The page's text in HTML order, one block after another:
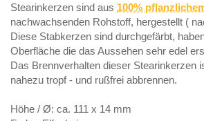
Stearinkerzen sind aus 100%
nachwachsenden Rohstoff, hergestellt (
Diese Stabkerzen sind durchgefärbt,
Oberfläche die das Aussehen sehr edel
Das Brennverhalten dieser Stearinkerzen
nahezu tropf - und rußfrei abbrennen.
Höhe / Ø: ca. 111 x 14 mm